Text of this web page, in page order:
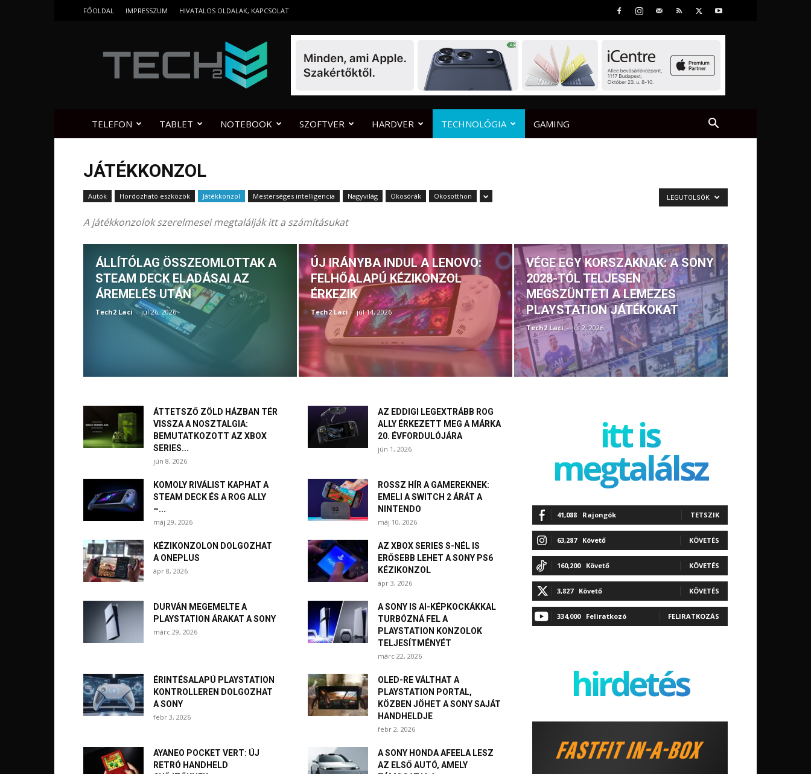
FŐOLDAL IMPRESSZUM HIVATALOS OLDALAK, KAPCSOLAT
TELEFON TABLET NOTEBOOK SZOFTVER HARDVER TECHNOLÓGIA GAMING
JÁTÉKKONZOL
Autók Hordozható eszközök Játékkonzol Mesterséges intelligencia Nagyvilág Okosórák Okosotthon
A játékkonzolok szerelmesei megtalálják itt a számításukat
LEGUTOLSÓK
ÁLLÍTÓLAG ÖSSZEOMLOTTAK A
STEAM DECK ELADÁSAI AZ
ÁREMELÉS UTÁN
Tech2 Laci - júl 26, 2026
ÚJ IRÁNYBA INDUL A LENOVO:
FELHŐALAPÚ KÉZIKONZOL
ÉRKEZIK
Tech2 Laci - júl 14, 2026
VÉGE EGY KORSZAKNAK: A SONY
2028-TÓL TELJESEN
MEGSZÜNTETI A LEMEZES
PLAYSTATION JÁTÉKOKAT
Tech2 Laci - júl 2, 2026
ÁTTETSZŐ ZÖLD HÁZBAN TÉR
VISSZA A NOSZTALGIA:
BEMUTATKOZOTT AZ XBOX
SERIES...
jún 8, 2026
AZ EDDIGI LEGEXTRÁBB ROG
ALLY ÉRKEZETT MEG A MÁRKA
20. ÉVFORDULÓJÁRA
jún 1, 2026
KOMOLY RIVÁLIST KAPHAT A
STEAM DECK ÉS A ROG ALLY
–...
máj 29, 2026
ROSSZ HÍR A GAMEREKNEK:
EMELI A SWITCH 2 ÁRÁT A
NINTENDO
máj 10, 2026
KÉZIKONZOLON DOLGOZHAT
A ONEPLUS
ápr 8, 2026
AZ XBOX SERIES S-NÉL IS
ERŐSEBB LEHET A SONY PS6
KÉZIKONZOL
ápr 3, 2026
DURVÁN MEGEMELTE A
PLAYSTATION ÁRAKAT A SONY
márc 29, 2026
A SONY IS AI-KÉPKOCKÁKKAL
TURBÓZNÁ FEL A
PLAYSTATION KONZOLOK
TELJESÍTMÉNYÉT
márc 22, 2026
ÉRINTÉSALAPÚ PLAYSTATION
KONTROLLEREN DOLGOZHAT
A SONY
febr 3, 2026
OLED-RE VÁLTHAT A
PLAYSTATION PORTAL,
KÖZBEN JÖHET A SONY SAJÁT
HANDHELDJE
febr 2, 2026
AYANEO POCKET VERT: ÚJ
RETRÓ HANDHELD
A SONY HONDA AFEELA LESZ
AZ ELSŐ AUTÓ, AMELY
itt is
megtalálsz
41,088 Rajongók TETSZIK
63,287 Követő KÖVETÉS
160,200 Követő KÖVETÉS
3,827 Követő KÖVETÉS
334,000 Feliratkozó FELIRATKOZÁS
hirdetés